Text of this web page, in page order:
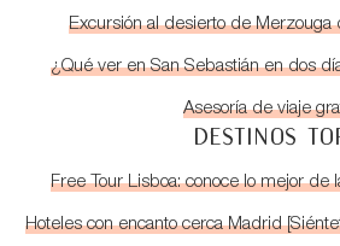
Excursión al desierto de Merzouga
¿Qué ver en San Sebastián en dos
Asesoría de viaje
DESTINOS
Free Tour Lisboa: conoce lo mejor de
Hoteles con encanto cerca Madrid